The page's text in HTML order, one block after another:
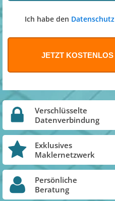
Ich habe den Datenschutz
Verschlüsselte
Datenverbindung
Exklusives
Maklernetzwerk
Persönliche
Beratung